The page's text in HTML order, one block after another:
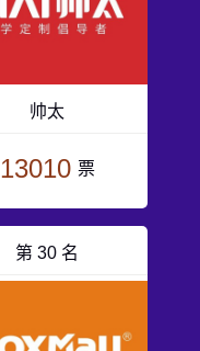
帅太
13010 票
第 30 名